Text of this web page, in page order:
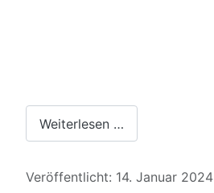
Weiterlesen …
Details
Veröffentlicht: 14. Januar 2024